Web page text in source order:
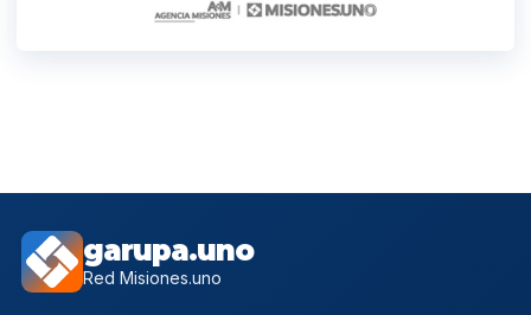
garupa.uno
Red Misiones.uno